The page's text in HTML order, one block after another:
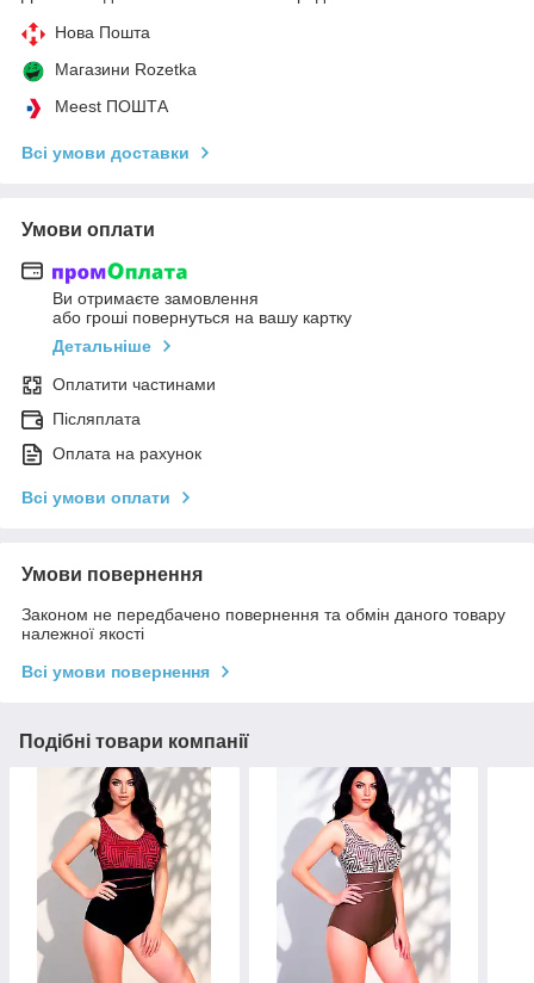
Нова Пошта
Магазини Rozetka
Meest ПОШТА
Всі умови доставки
Умови оплати
Ви отримаєте замовлення
або гроші повернуться на вашу картку
Детальніше
Оплатити частинами
Післяплата
Оплата на рахунок
Всі умови оплати
Умови повернення
Законом не передбачено повернення та обмін даного товару
належної якості
Всі умови повернення
Подібні товари компанії